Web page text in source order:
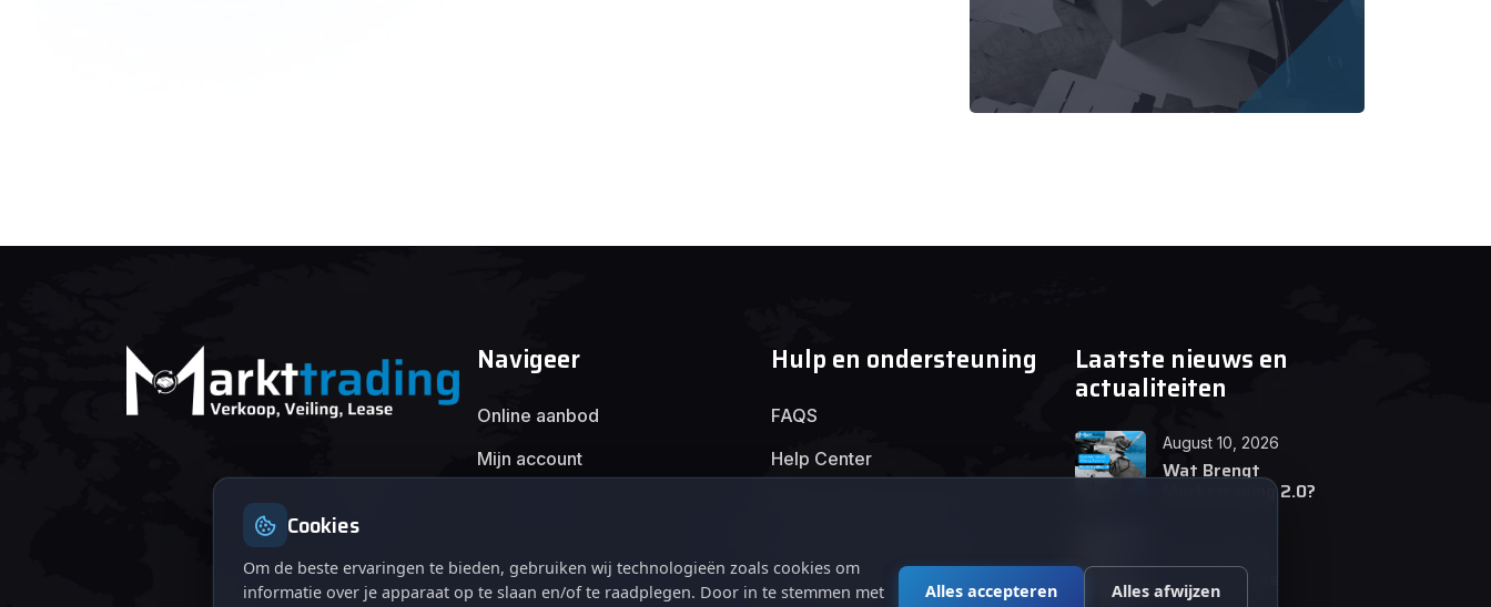
Navigeer
Online aanbod
Mijn account
Hulp en ondersteuning
FAQS
Help Center
Privacybeleid
Laatste nieuws en
actualiteiten
August 10, 2026
Wat Brengt
Markttrading 2.0?
Tips en Tricks
Cookies
Om de beste ervaringen te bieden, gebruiken wij technologieën zoals cookies om
informatie over je apparaat op te slaan en/of te raadplegen. Door in te stemmen met
Alles accepteren Alles afwijzen